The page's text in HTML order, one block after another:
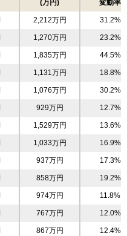
(万円)
変動率
2,212万円 31.2%
1,270万円 23.2%
1,835万円 44.5%
1,131万円 18.8%
1,076万円 30.2%
929万円 12.7%
1,529万円 13.6%
1,033万円 16.9%
937万円 17.3%
858万円 19.2%
974万円 11.8%
767万円 12.0%
867万円 12.4%